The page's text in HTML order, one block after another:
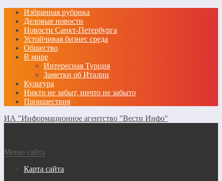
Избранная рубрика
Деловые новости
Новости Санкт-Петербурга
Устойчивая бизнес среда
Общество
В мире
Интересная Турция
Заметки об Италии
Культура
Никто не забыт, ничто не забыто
Проишествия
ИА "Информационное агентство "Вести Инфо"
Меню сайта
Карта сайта